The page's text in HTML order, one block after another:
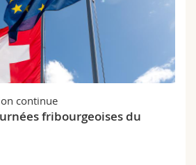
continue
fribourgeoises du